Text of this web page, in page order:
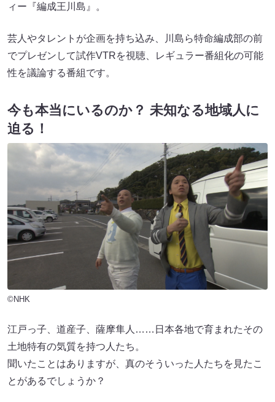
ィー『編成王川島』。
芸人やタレントが企画を持ち込み、川島ら特命編成部の前
でプレゼンして試作VTRを視聴、レギュラー番組化の可能
性を議論する番組です。
今も本当にいるのか？ 未知なる地域人に
迫る！
©NHK
江戸っ子、道産子、薩摩隼人……日本各地で育まれたその
土地特有の気質を持つ人たち。
聞いたことはありますが、真のそういった人たちを見たこ
とがあるでしょうか？